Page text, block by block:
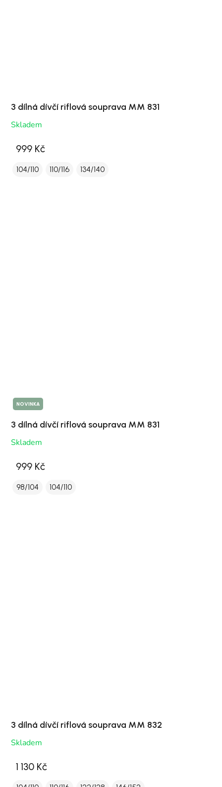
3 dílná dívčí riflová souprava MM 831
Skladem
999 Kč
104/110 110/116 134/140
NOVINKA
3 dílná dívčí riflová souprava MM 831
Skladem
999 Kč
98/104 104/110
3 dílná dívčí riflová souprava MM 832
Skladem
1 130 Kč